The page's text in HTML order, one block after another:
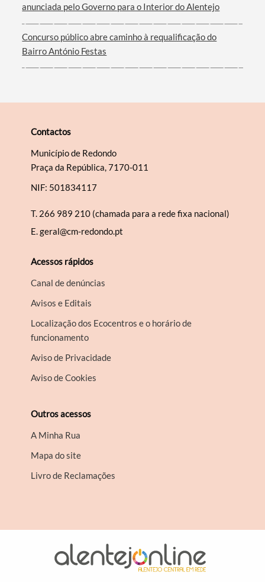
anunciada pelo Governo para o Interior do Alentejo
Concurso público abre caminho à requalificação do
Bairro António Festas
Contactos
Município de Redondo
Praça da República, 7170-011
NIF: 501834117
T. 266 989 210 (chamada para a rede fixa nacional)
E.geral@cm-redondo.pt
Acessos rápidos
Canal de denúncias
Avisos e Editais
Localização dos Ecocentros e o horário de
funcionamento
Aviso de Privacidade
Aviso de Cookies
Outros acessos
A Minha Rua
Mapa do site
Livro de Reclamações